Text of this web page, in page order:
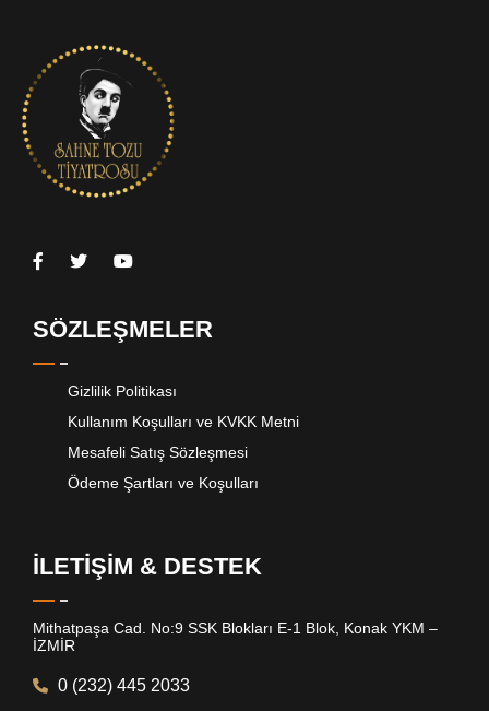
SÖZLEŞMELER
Gizlilik Politikası
Kullanım Koşulları ve KVKK Metni
Mesafeli Satış Sözleşmesi
Ödeme Şartları ve Koşulları
İLETİŞİM & DESTEK
Mithatpaşa Cad. No:9 SSK Blokları E-1 Blok, Konak YKM –
İZMİR
0 (232) 445 2033